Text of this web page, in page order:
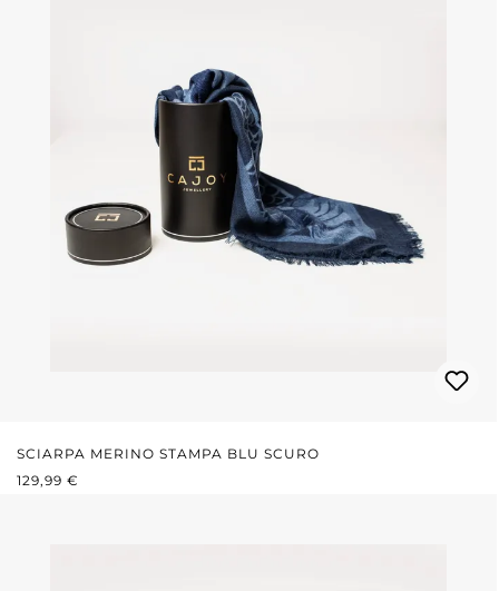
SCIARPA MERINO STAMPA BLU SCURO
PREZZO NORMALE:
129,99 €